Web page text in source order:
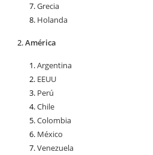
Grecia
Holanda
América
Argentina
EEUU
Perú
Chile
Colombia
México
Venezuela